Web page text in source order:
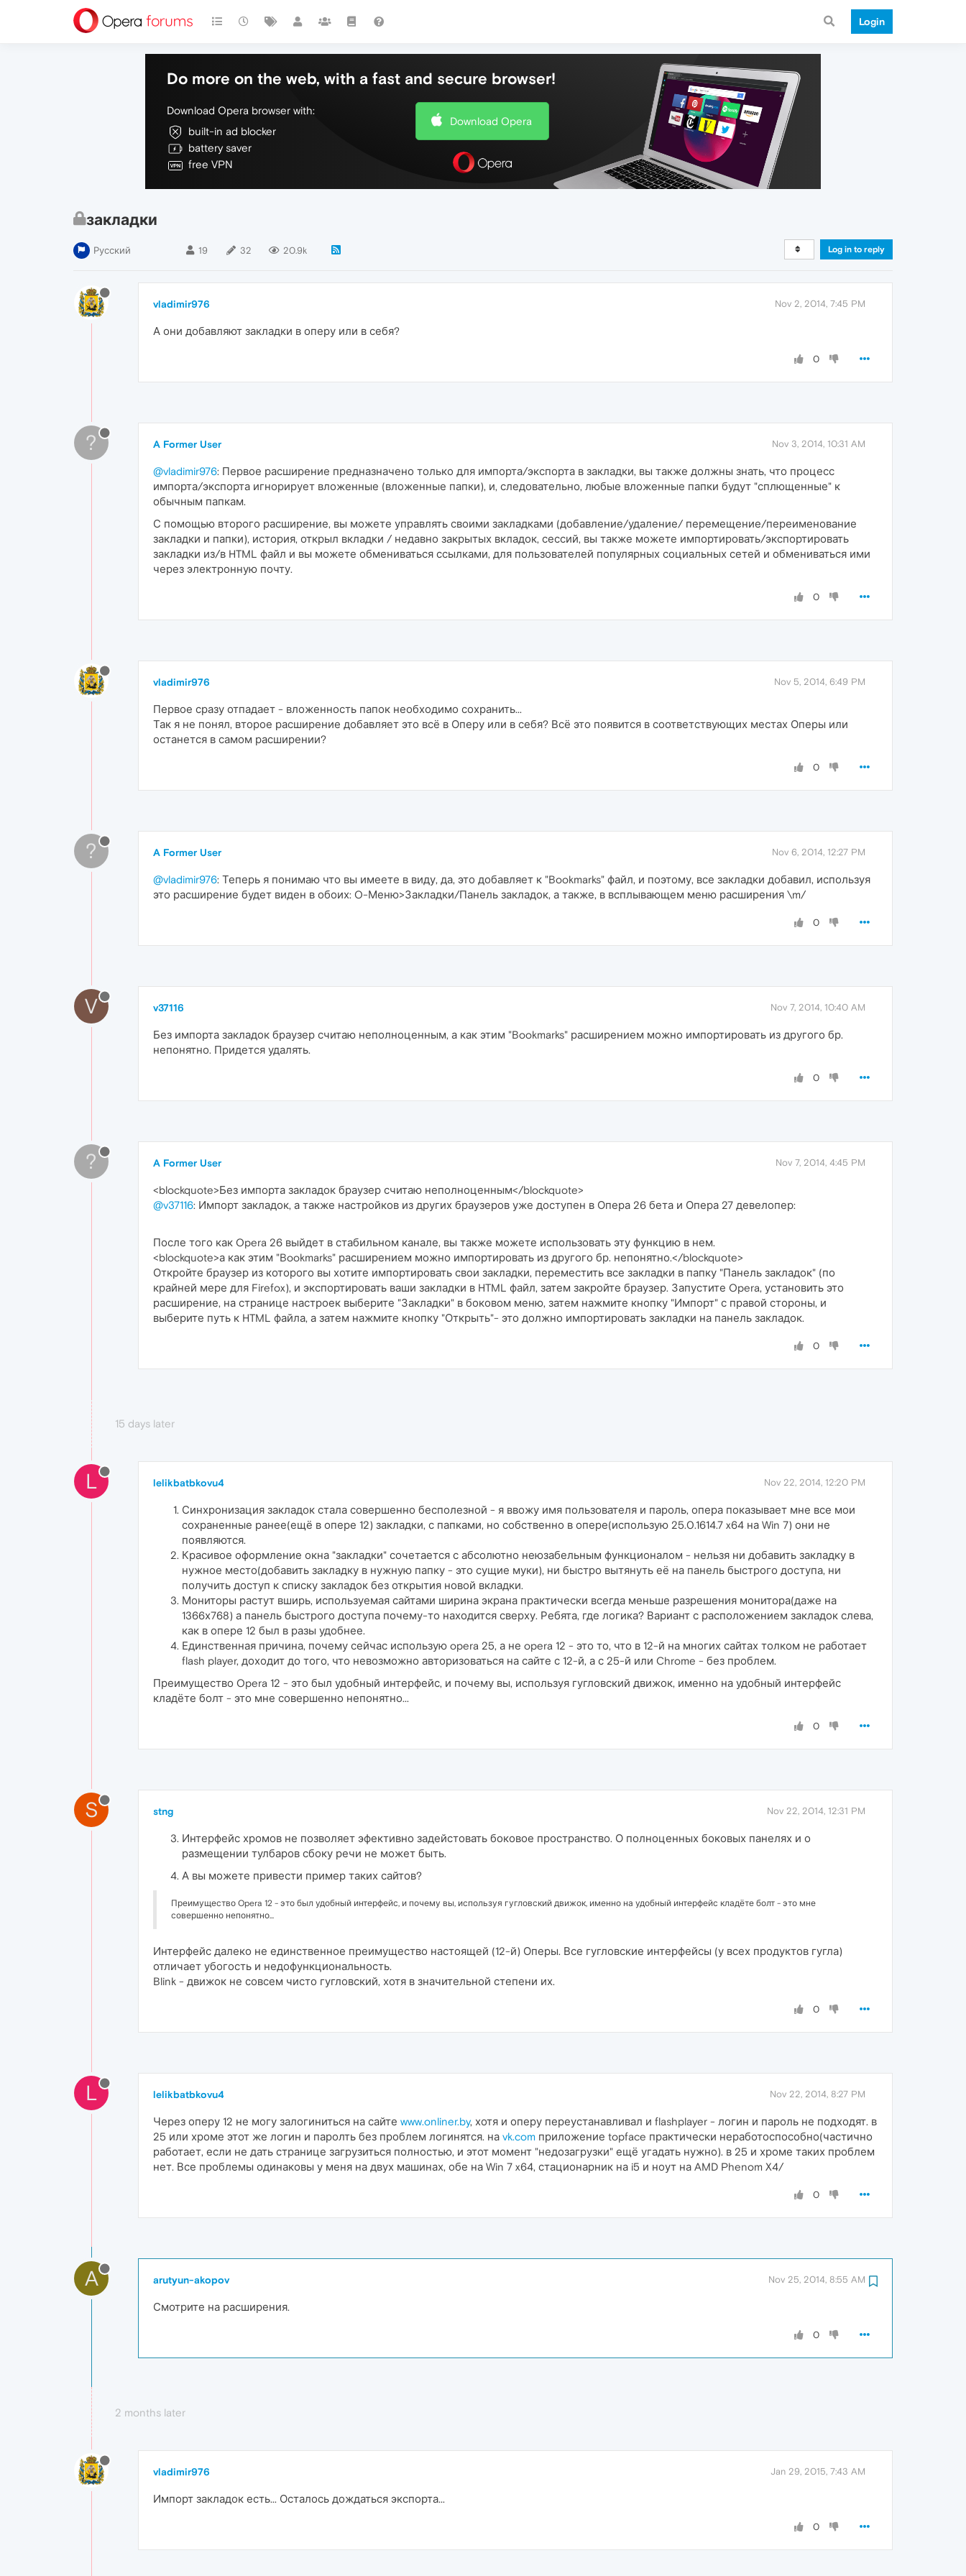
Login
Do more on the web, with a fast and secure browser!
Download Opera browser with:
built-in ad blocker
battery saver
free VPN
Download Opera
закладки
Русский 19 32 20.9k Log in to reply
vladimir976 Nov 2, 2014, 7:45 PM
А они добавляют закладки в оперу или в себя?
0
? A Former User Nov 3, 2014, 10:31 AM
@vladimir976: Первое расширение предназначено только для импорта/экспорта в закладки, вы также должны знать, что процесс
импорта/экспорта игнорирует вложенные (вложенные папки), и, следовательно, любые вложенные папки будут "сплющенные" к
обычным папкам.
С помощью второго расширение, вы можете управлять своими закладками (добавление/удаление/ перемещение/переименование
закладки и папки), история, открыл вкладки / недавно закрытых вкладок, сессий, вы также можете импортировать/экспортировать
закладки из/в HTML файл и вы можете обмениваться ссылками, для пользователей популярных социальных сетей и обмениваться ими
через электронную почту.
0
vladimir976 Nov 5, 2014, 6:49 PM
Первое сразу отпадает - вложенность папок необходимо сохранить...
Так я не понял, второе расширение добавляет это всё в Оперу или в себя? Всё это появится в соответствующих местах Оперы или
останется в самом расширении?
0
? A Former User Nov 6, 2014, 12:27 PM
@vladimir976: Теперь я понимаю что вы имеете в виду, да, это добавляет к "Bookmarks" файл, и поэтому, все закладки добавил, используя
это расширение будет виден в обоих: O-Меню>Закладки/Панель закладок, а также, в всплывающем меню расширения \m/
0
V v37116 Nov 7, 2014, 10:40 AM
Без импорта закладок браузер считаю неполноценным, а как этим "Bookmarks" расширением можно импортировать из другого бр.
непонятно. Придется удалять.
0
? A Former User Nov 7, 2014, 4:45 PM
<blockquote>Без импорта закладок браузер считаю неполноценным</blockquote>
@v37116: Импорт закладок, а также настройков из других браузеров уже доступен в Опера 26 бета и Опера 27 девелопер:
После того как Opera 26 выйдет в стабильном канале, вы также можете использовать эту функцию в нем.
<blockquote>а как этим "Bookmarks" расширением можно импортировать из другого бр. непонятно.</blockquote>
Откройте браузер из которого вы хотите импортировать свои закладки, переместить все закладки в папку "Панель закладок" (по
крайней мере для Firefox), и экспортировать ваши закладки в HTML файл, затем закройте браузер. Запустите Opera, установить это
расширение, на странице настроек выберите "Закладки" в боковом меню, затем нажмите кнопку "Импорт" с правой стороны, и
выберите путь к HTML файла, а затем нажмите кнопку "Открыть"- это должно импортировать закладки на панель закладок.
0
15 days later
L lelikbatbkovu4 Nov 22, 2014, 12:20 PM
Синхронизация закладок стала совершенно бесполезной - я ввожу имя пользователя и пароль, опера показывает мне все мои
сохраненные ранее(ещё в опере 12) закладки, с папками, но собственно в опере(использую 25.0.1614.7 x64 на Win 7) они не
появляются.
Красивое оформление окна "закладки" сочетается с абсолютно неюзабельным функционалом - нельзя ни добавить закладку в
нужное место(добавить закладку в нужную папку - это сущие муки), ни быстро вытянуть её на панель быстрого доступа, ни
получить доступ к списку закладок без открытия новой вкладки.
Мониторы растут вширь, используемая сайтами ширина экрана практически всегда меньше разрешения монитора(даже на
1366х768) а панель быстрого доступа почему-то находится сверху. Ребята, где логика? Вариант с расположением закладок слева,
как в опере 12 был в разы удобнее.
Единственная причина, почему сейчас использую opera 25, а не opera 12 - это то, что в 12-й на многих сайтах толком не работает
flash player, доходит до того, что невозможно авторизоваться на сайте с 12-й, а с 25-й или Chrome - без проблем.
Преимущество Opera 12 - это был удобный интерфейс, и почему вы, используя гугловский движок, именно на удобный интерфейс
кладёте болт - это мне совершенно непонятно...
0
S stng Nov 22, 2014, 12:31 PM
Интерфейс хромов не позволяет эфективно задейстовать боковое пространство. О полноценных боковых панелях и о
размещении тулбаров сбоку речи не может быть.
А вы можете привести пример таких сайтов?
Преимущество Opera 12 - это был удобный интерфейс, и почему вы, используя гугловский движок, именно на удобный интерфейс кладёте болт - это мне
совершенно непонятно...
Интерфейс далеко не единственное преимущество настоящей (12-й) Оперы. Все гугловские интерфейсы (у всех продуктов гугла)
отличает убогость и недофункциональность.
Blink - движок не совсем чисто гугловский, хотя в значительной степени их.
0
L lelikbatbkovu4 Nov 22, 2014, 8:27 PM
Через оперу 12 не могу залогиниться на сайте www.onliner.by, хотя и оперу переустанавливал и flashplayer - логин и пароль не подходят. в
25 или хроме этот же логин и паролть без проблем логинятся. на vk.com приложение topface практически неработоспособно(частично
работает, если не дать странице загрузиться полностью, и этот момент "недозагрузки" ещё угадать нужно). в 25 и хроме таких проблем
нет. Все проблемы одинаковы у меня на двух машинах, обе на Win 7 x64, стационарник на i5 и ноут на AMD Phenom X4/
0
A arutyun-akopov Nov 25, 2014, 8:55 AM
Смотрите на расширения.
0
2 months later
vladimir976 Jan 29, 2015, 7:43 AM
Импорт закладок есть... Осталось дождаться экспорта...
0